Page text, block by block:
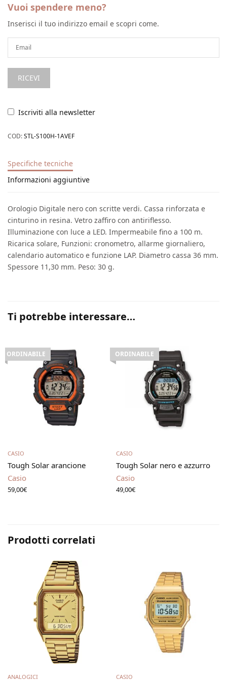
Vuoi spendere meno?
Inserisci il tuo indirizzo email e scopri come.
Iscriviti alla newsletter
COD:STL-S100H-1AVEF
Specifiche tecniche
Informazioni aggiuntive
Orologio Digitale nero con scritte verdi. Cassa rinforzata e
cinturino in resina. Vetro zaffiro con antiriflesso.
Illuminazione con luce a LED. Impermeabile fino a 100 m.
Ricarica solare, Funzioni: cronometro, allarme giornaliero,
calendario automatico e funzione LAP. Diametro cassa 36 mm.
Spessore 11,30 mm. Peso: 30 g.
Ti potrebbe interessare…
ORDINABILE
CASIO
Tough Solar arancione
Casio
59,00€
ORDINABILE
CASIO
Tough Solar nero e azzurro
Casio
49,00€
Prodotti correlati
Aggiungi al carrello
ANALOGICI CASIO